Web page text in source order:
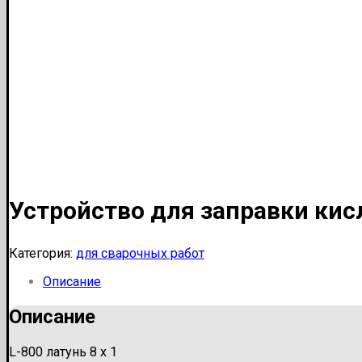
Устройство для заправки
Категория: для сварочных работ
Описание
Описание
L-800 латунь 8 х 1